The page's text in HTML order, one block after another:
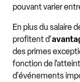
pouvant varier
En plus du salaire
profitent d'
des primes
fonction de
d'événements